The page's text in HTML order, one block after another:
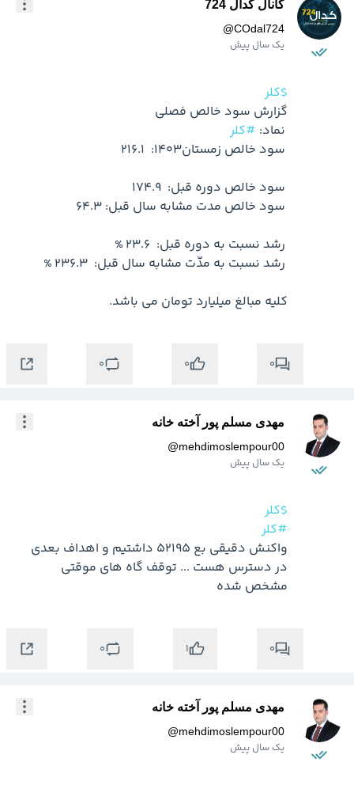
کانال کدال 724
@COdal724
یک سال پیش
$کلر
نماد: #کلر
کلیه مبالغ میلیارد تومان می باشد.
0
0
0
مهدی مسلم پور آخته خانه
@mehdimoslempour00
یک سال پیش
$کلر
#کلر
مشخص شده
0
1
0
مهدی مسلم پور آخته خانه
@mehdimoslempour00
یک سال پیش